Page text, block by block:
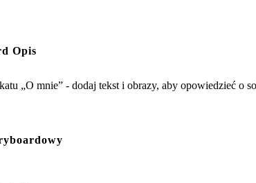
Opis
„O mnie” - dodaj tekst i obrazy, aby opowiedzieć o